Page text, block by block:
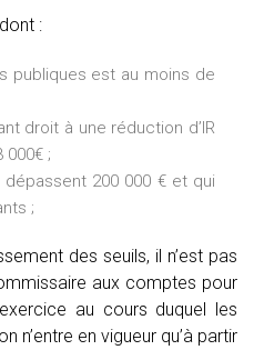
:
publiques est au moins de
droit à une réduction d’IR
000€ ;
200 000 € et qui
;
des seuils, il n’est pas
aux comptes pour
au cours duquel les
n’entre en vigueur qu’à partir